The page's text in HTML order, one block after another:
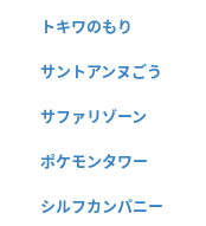
トキワのもり
サントアンヌごう
サファリゾーン
ポケモンタワー
シルフカンパニー